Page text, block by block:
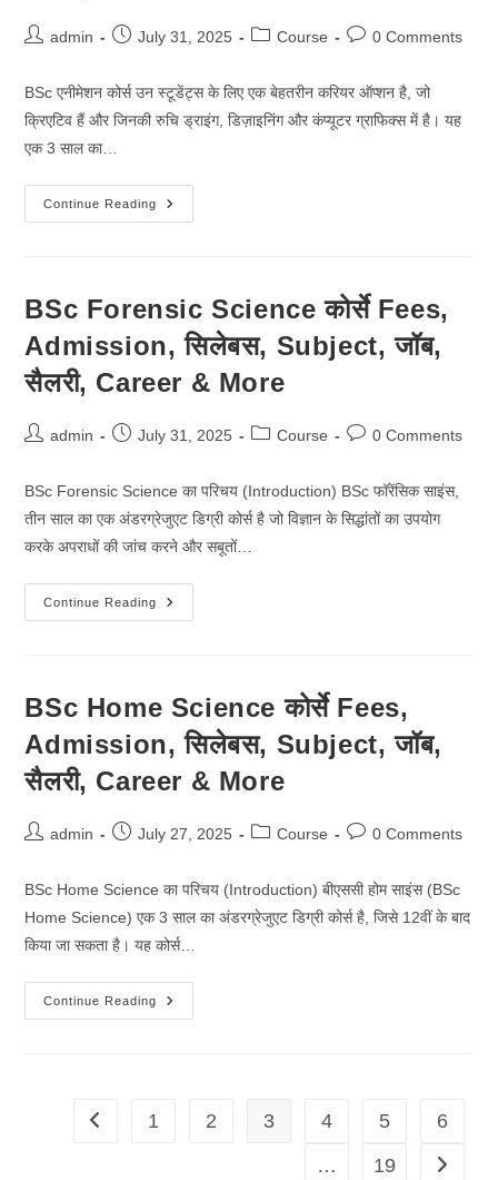
Postadmin
PostJuly 31, 2025
PostCourse
Post0 Comments
BSc एनीमेशन कोर्स उन स्टूडेंट्स के लिए एक बेहतरीन करियर ऑप्शन है, जो
क्रिएटिव हैं और जिनकी रुचि ड्राइंग, डिज़ाइनिंग और कंप्यूटर ग्राफिक्स में है। यह
एक 3 साल का…
Continue Reading
BSc
Animation
Subject,
जॉब,
सैलरी,
Career
&
More
BSc Forensic Science कोर्से Fees,
Admission, सिलेबस, Subject, जॉब,
सैलरी, Career & More
Postadmin
PostJuly 31, 2025
PostCourse
Post0 Comments
BSc Forensic Science का परिचय (Introduction) BSc फॉरेंसिक साइंस,
तीन साल का एक अंडरग्रेजुएट डिग्री कोर्स है जो विज्ञान के सिद्धांतों का उपयोग
करके अपराधों की जांच करने और सबूतों…
Continue Reading
BSc
Forensic
सिलेबस,
Subject,
सैलरी,
Career
&
More
BSc Home Science कोर्से Fees,
Admission, सिलेबस, Subject, जॉब,
सैलरी, Career & More
Postadmin
PostJuly 27, 2025
PostCourse
Post0 Comments
BSc Home Science का परिचय (Introduction) बीएससी होम साइंस (BSc
Home Science) एक 3 साल का अंडरग्रेजुएट डिग्री कोर्स है, जिसे 12वीं के बाद
किया जा सकता है। यह कोर्स…
Continue Reading
BSc
Home
जॉब,
Go to the previous page
1 2 3 4 5
6
…
19 Go to